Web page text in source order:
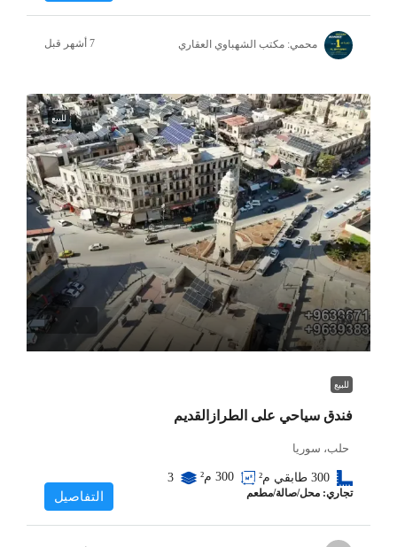
محمي: مكتب الشهباوي العقاري
للبيع
$3
للبيع
فندق سياحي على الطرازالقديم
حلب، سوريا
300 طابقي م² 300 م² 3
تجاري: محل/صالة/مطعم التفاصيل